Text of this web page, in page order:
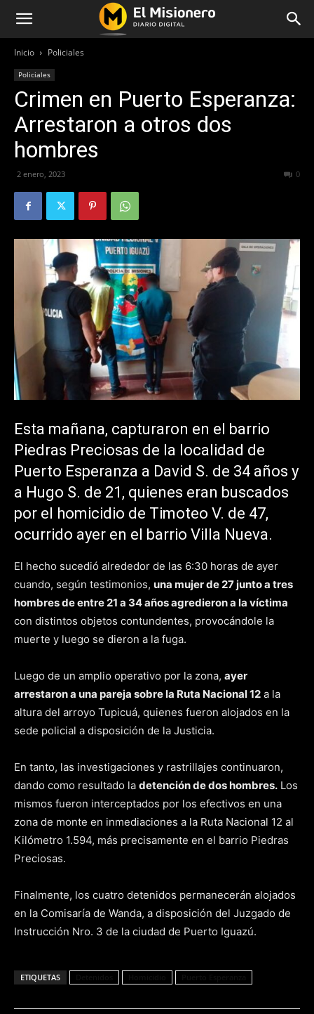
Inicio Policiales
Policiales
Crimen en Puerto Esperanza:
Arrestaron a otros dos
hombres
2 enero, 2023 0
Esta mañana, capturaron en el barrio
Piedras Preciosas de la localidad de
Puerto Esperanza a David S. de 34 años y
a Hugo S. de 21, quienes eran buscados
por el homicidio de Timoteo V. de 47,
ocurrido ayer en el barrio Villa Nueva.
El hecho sucedió alrededor de las 6:30 horas de ayer
cuando, según testimonios, una mujer de 27 junto a tres
hombres de entre 21 a 34 años agredieron a la víctima
con distintos objetos contundentes, provocándole la
muerte y luego se dieron a la fuga.
Luego de un amplio operativo por la zona, ayer
arrestaron a una pareja sobre la Ruta Nacional 12 a la
altura del arroyo Tupicuá, quienes fueron alojados en la
sede policial a disposición de la Justicia.
En tanto, las investigaciones y rastrillajes continuaron,
dando como resultado la detención de dos hombres. Los
mismos fueron interceptados por los efectivos en una
zona de monte en inmediaciones a la Ruta Nacional 12 al
Kilómetro 1.594, más precisamente en el barrio Piedras
Preciosas.
Finalmente, los cuatro detenidos permanecerán alojados
en la Comisaría de Wanda, a disposición del Juzgado de
Instrucción Nro. 3 de la ciudad de Puerto Iguazú.
ETIQUETAS